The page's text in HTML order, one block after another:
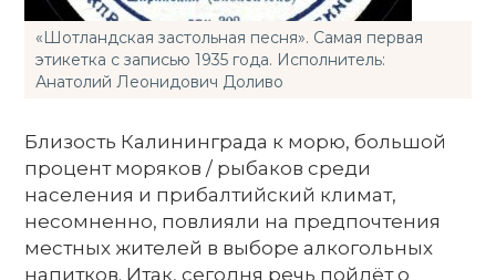
«Шотландская застольная песня». Самая первая
этикетка с записью 1935 года. Исполнитель:
Анатолий Леонидович Доливо
Близость Калининграда к морю, большой
процент моряков / рыбаков среди
населения и прибалтийский климат,
несомненно, повлияли на предпочтения
местных жителей в выборе алкогольных
напитков. Итак, сегодня речь пойдёт о